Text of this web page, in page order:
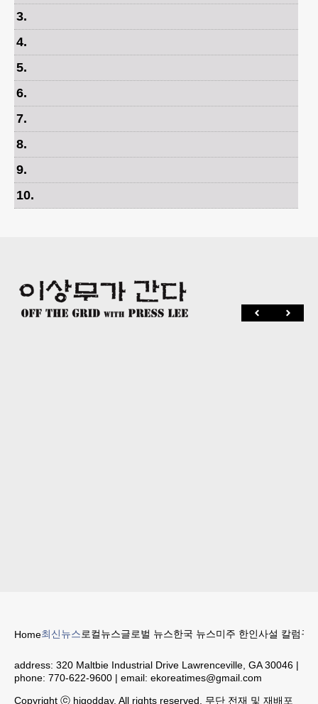
3.
4.
5.
6.
7.
8.
9.
10.
Home최신뉴스로컬뉴스글로벌 뉴스한국 뉴스미주 한인사설 칼럼구
address: 320 Maltbie Industrial Drive Lawrenceville, GA 30046 |
phone: 770-622-9600 | email: ekoreatimes@gmail.com
Copyright ⓒ higodday. All rights reserved. 무단 전재 및 재배포